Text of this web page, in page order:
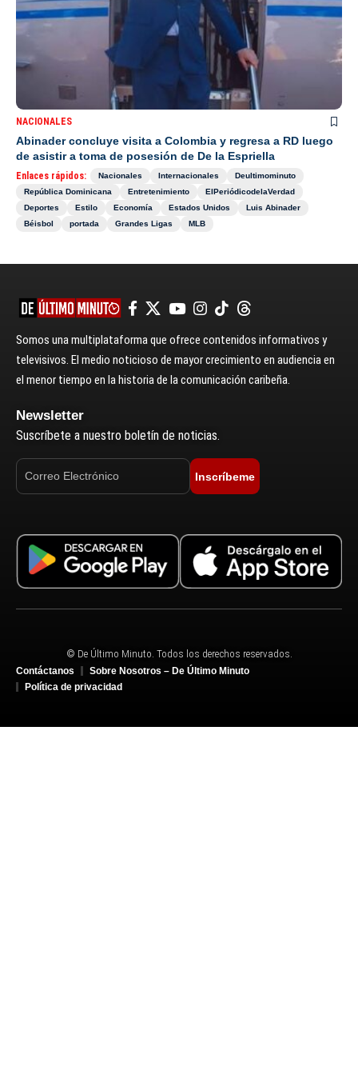
NACIONALES
Abinader concluye visita a Colombia y regresa a RD luego
de asistir a toma de posesión de De la Espriella
Enlaces rápidos: Nacionales Internacionales
Deultimominuto
República Dominicana
Entretenimiento
ElPeriódicodelaVerdad
Deportes
Estilo Economía Estados Unidos
Luis Abinader
Béisbol
portada Grandes Ligas MLB
Somos una multiplataforma que ofrece contenidos informativos y
televisivos. El medio noticioso de mayor crecimiento en audiencia en
el menor tiempo en la historia de la comunicación caribeña.
Newsletter
Suscríbete a nuestro boletín de noticias.
Inscríbeme
© De Último Minuto. Todos los derechos reservados.
Contáctanos
Sobre Nosotros – De Último Minuto
Política de privacidad